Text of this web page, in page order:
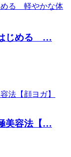
じめる …
美容法【…